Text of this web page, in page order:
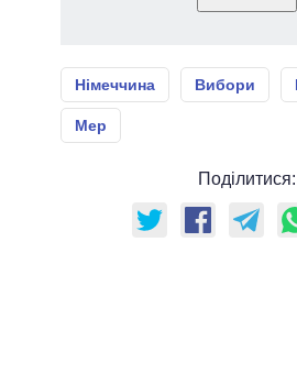
Німеччина Вибори
Мер
Поділитися: